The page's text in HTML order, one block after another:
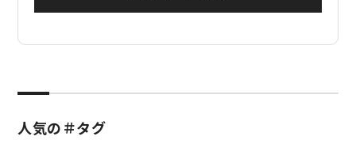
人気の＃タグ